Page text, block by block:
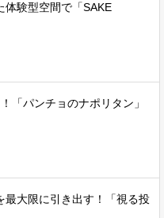
体験型空間で「SAKE
「パンチョのナポリタン」
最大限に引き出す！「視る投